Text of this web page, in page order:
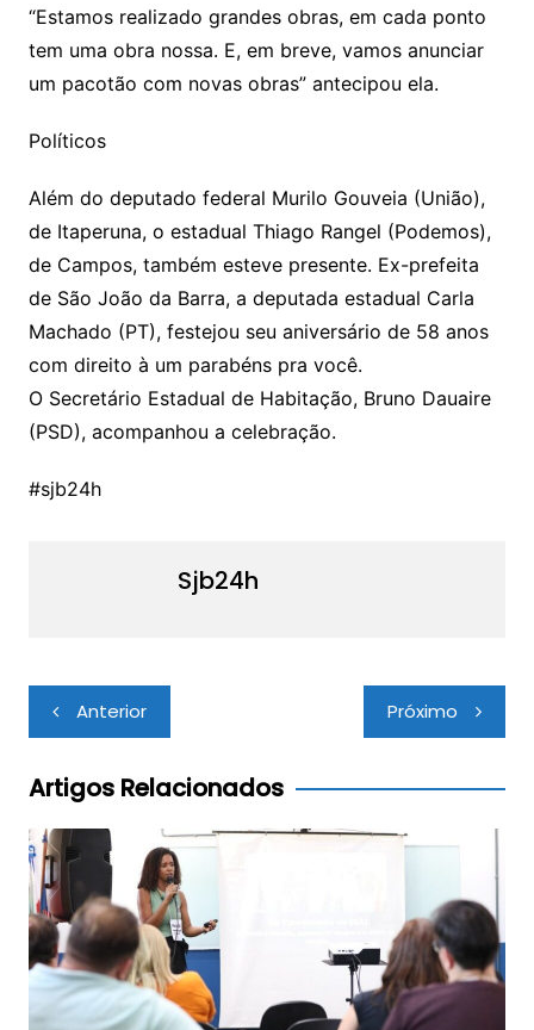
“Estamos realizado grandes obras, em cada ponto
tem uma obra nossa. E, em breve, vamos anunciar
um pacotão com novas obras” antecipou ela.
Políticos
Além do deputado federal Murilo Gouveia (União),
de Itaperuna, o estadual Thiago Rangel (Podemos),
de Campos, também esteve presente. Ex-prefeita
de São João da Barra, a deputada estadual Carla
Machado (PT), festejou seu aniversário de 58 anos
com direito à um parabéns pra você.
O Secretário Estadual de Habitação, Bruno Dauaire
(PSD), acompanhou a celebração.
#sjb24h
Sjb24h
Navegação
de
Post
Anterior Próximo
Artigos Relacionados